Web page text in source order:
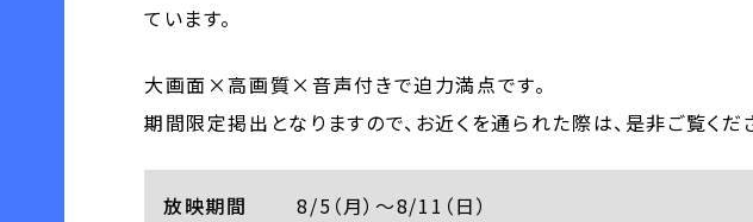
ています。
大画面×高画質×音声付きで迫力満点です。
期間限定掲出となりますので、お近くを通られた際は、是非ご覧くだ
放映期間
8/5（月）～8/11（日）